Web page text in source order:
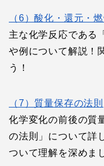
（6）酸化・還元・
主な化学反応である
や例について解説！
う！
（7）質量保存の法則
化学変化の前後の質
の法則」について詳
ついて理解を深めま